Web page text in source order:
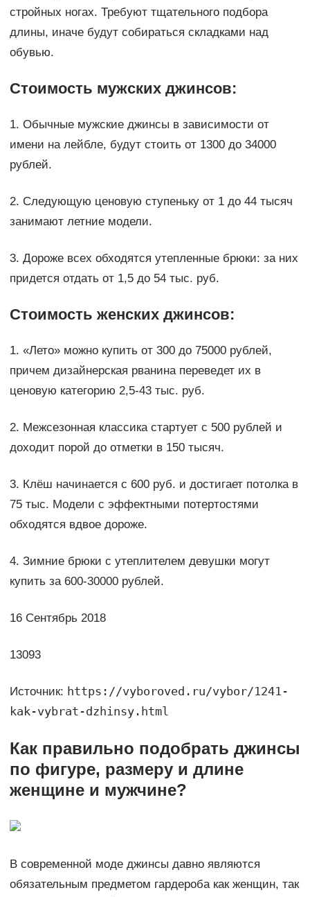
стройных ногах. Требуют тщательного подбора
длины, иначе будут собираться складками над
обувью.
Стоимость мужских джинсов:
1. Обычные мужские джинсы в зависимости от
имени на лейбле, будут стоить от 1300 до 34000
рублей.
2. Следующую ценовую ступеньку от 1 до 44 тысяч
занимают летние модели.
3. Дороже всех обходятся утепленные брюки: за них
придется отдать от 1,5 до 54 тыс. руб.
Стоимость женских джинсов:
1. «Лето» можно купить от 300 до 75000 рублей,
причем дизайнерская рванина переведет их в
ценовую категорию 2,5-43 тыс. руб.
2. Межсезонная классика стартует с 500 рублей и
доходит порой до отметки в 150 тысяч.
3. Клёш начинается с 600 руб. и достигает потолка в
75 тыс. Модели с эффектными потертостями
обходятся вдвое дороже.
4. Зимние брюки с утеплителем девушки могут
купить за 600-30000 рублей.
16 Сентябрь 2018
13093
Источник: https://vyboroved.ru/vybor/1241-
kak-vybrat-dzhinsy.html
Как правильно подобрать джинсы
по фигуре, размеру и длине
женщине и мужчине?
В современной моде джинсы давно являются
обязательным предметом гардероба как женщин, так